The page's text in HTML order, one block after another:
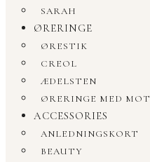
SARAH
ØRERINGE
ØRESTIK
CREOL
ÆDELSTEN
ØRERINGE MED
ACCESSORIES
ANLEDNINGSKORT
BEAUTY